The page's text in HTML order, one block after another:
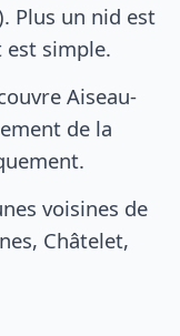
Plus un nid est
simple.
Aiseau-
de la
voisines de
Châtelet,